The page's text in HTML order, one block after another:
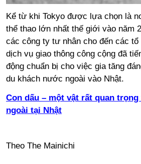
Kể từ khi Tokyo được lựa chọn là
thể thao lớn nhất thế giới vào năm
các công ty tư nhân cho đến các
dịch vụ giao thông công cộng đã
động chuẩn bị cho việc gia tăng
du khách nước ngoài vào Nhật.
Con dấu – một vật rất quan
ngoài tại Nhật
Theo The Mainichi